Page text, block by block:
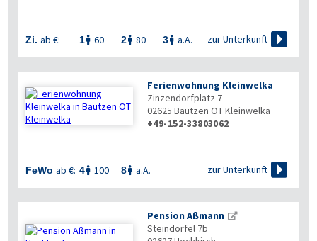
Zi. ab €: 1 60 2 80 3 a.A. zur Unterkunft 
Ferienwohnung Kleinwelka
Zinzendorfplatz 7
02625 Bautzen OT Kleinwelka
+49-152-33803062
FeWo ab €: 4 100 8 a.A. zur Unterkunft 
Pension Aßmann
Steindörfel 7b